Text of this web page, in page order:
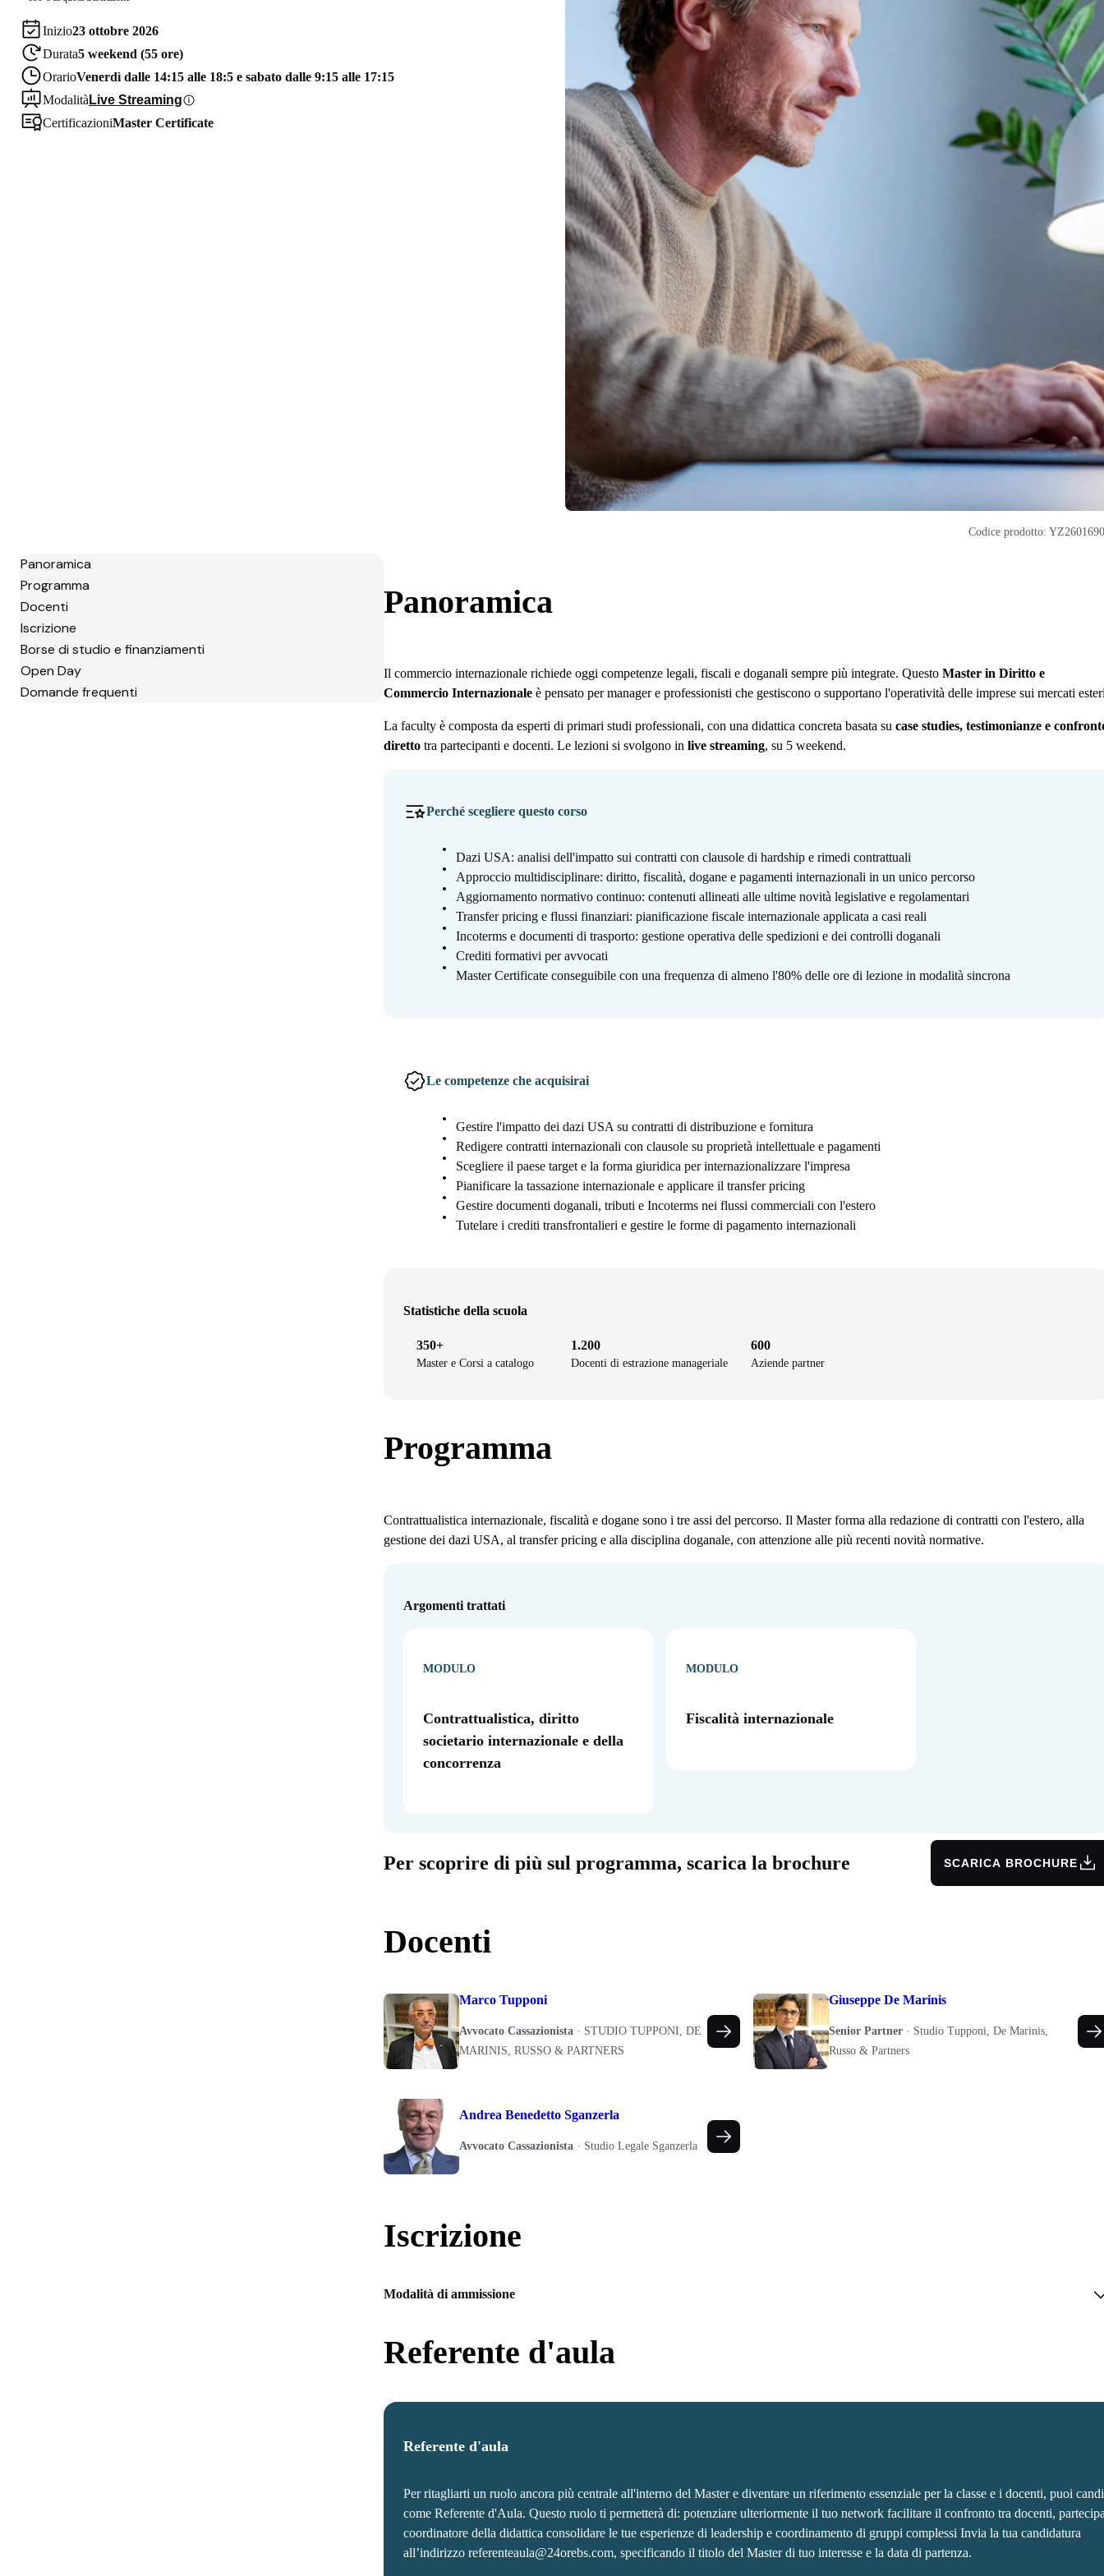
Inizio23 ottobre 2026
Durata5 weekend (55 ore)
OrarioVenerdì dalle 14:15 alle 18:5 e sabato dalle 9:15 alle 17:15
Modalità Live Streaming
CertificazioniMaster Certificate
Codice prodotto:
Panoramica
Programma
Docenti
Iscrizione
Borse di studio e finanziamenti
Open Day
Domande frequenti
Panoramica
Il commercio internazionale richiede oggi competenze legali, fiscali e doganali sempre più integrate. Questo Master in Diritto e
Commercio Internazionaleè pensato per manager e professionisti che gestiscono o supportano l'operatività delle imprese sui mercati
La faculty è composta da esperti di primari studi professionali, con una didattica concreta basata su case studies, testimonianze e
direttotra partecipanti e docenti. Le lezioni si svolgono in live streaming, su 5 weekend.
Perché scegliere questo corso
Dazi USA: analisi dell'impatto sui contratti con clausole di hardship e rimedi contrattuali
Approccio multidisciplinare: diritto, fiscalità, dogane e pagamenti internazionali in un unico percorso
Aggiornamento normativo continuo: contenuti allineati alle ultime novità legislative e regolamentari
Transfer pricing e flussi finanziari: pianificazione fiscale internazionale applicata a casi reali
Incoterms e documenti di trasporto: gestione operativa delle spedizioni e dei controlli doganali
Crediti formativi per avvocati
Master Certificate conseguibile con una frequenza di almeno l'80% delle ore di lezione in modalità sincrona
Le competenze che acquisirai
Gestire l'impatto dei dazi USA su contratti di distribuzione e fornitura
Redigere contratti internazionali con clausole su proprietà intellettuale e pagamenti
Scegliere il paese target e la forma giuridica per internazionalizzare l'impresa
Pianificare la tassazione internazionale e applicare il transfer pricing
Gestire documenti doganali, tributi e Incoterms nei flussi commerciali con l'estero
Tutelare i crediti transfrontalieri e gestire le forme di pagamento internazionali
Statistiche della scuola
350+
Master e Corsi a catalogo
1.200
Docenti di estrazione manageriale
600
Aziende partner
Programma
Contrattualistica internazionale, fiscalità e dogane sono i tre assi del percorso. Il Master forma alla redazione di contratti con l'estero, alla
gestione dei dazi USA, al transfer pricing e alla disciplina doganale, con attenzione alle più recenti novità normative.
Argomenti trattati
MODULO
Contrattualistica, diritto
societario internazionale e della
concorrenza
MODULO
Fiscalità internazionale
Per scoprire di più sul programma, scarica la brochure SCARICA BROCHURE
Docenti
Marco Tupponi
Avvocato Cassazionista · STUDIO TUPPONI, DE
MARINIS, RUSSO & PARTNERS
Giuseppe De Marinis
Senior Partner · Studio Tupponi, De Marinis,
Russo & Partners
Andrea Benedetto Sganzerla
Avvocato Cassazionista · Studio Legale Sganzerla
Iscrizione
Modalità di ammissione
Referente d'aula
Referente d'aula
Per ritagliarti un ruolo ancora più centrale all'interno del Master e diventare un riferimento essenziale per la classe e i docenti, puoi
come Referente d'Aula. Questo ruolo ti permetterà di: potenziare ulteriormente il tuo network facilitare il confronto tra docenti,
coordinatore della didattica consolidare le tue esperienze di leadership e coordinamento di gruppi complessi Invia la tua candidatura
all’indirizzo referenteaula@24orebs.com, specificando il titolo del Master di tuo interesse e la data di partenza.